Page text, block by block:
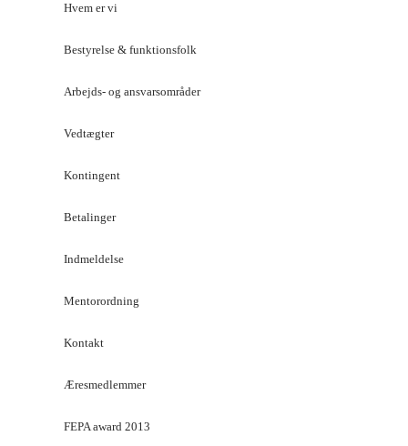
Hvem er vi
Bestyrelse & funktionsfolk
Arbejds- og ansvarsområder
Vedtægter
Kontingent
Betalinger
Indmeldelse
Mentorordning
Kontakt
Æresmedlemmer
FEPA award 2013